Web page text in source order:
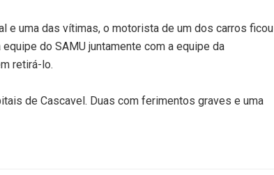
e uma das vítimas, o motorista de um dos carros ficou
do SAMU juntamente com a equipe da
retirá-lo.
de Cascavel. Duas com ferimentos graves e uma